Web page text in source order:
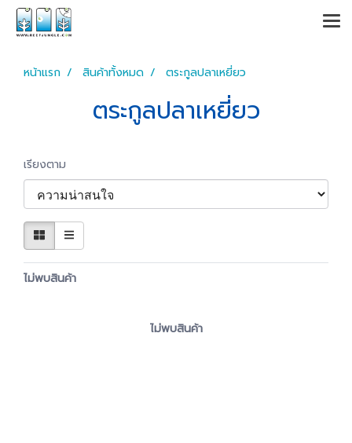
หน้าแรก สินค้าทั้งหมด ตระกูลปลาเหยี่ยว
ตระกูลปลาเหยี่ยว
เรียงตาม
ไม่พบสินค้า
ไม่พบสินค้า